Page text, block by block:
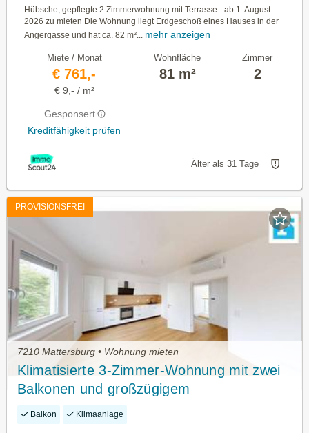
Hübsche, gepflegte 2 Zimmerwohnung mit Terrasse - ab 1. August
2026 zu mieten Die Wohnung liegt Erdgeschoß eines Hauses in der
Angergasse und hat ca. 82 m²...
mehr anzeigen
Miete / Monat
€ 761,-
€ 9,- / m²
Gesponsert
Kreditfähigkeit prüfen
Wohnfläche
81 m²
Zimmer
2
Älter als 31 Tage
PROVISIONSFREI
7210 Mattersburg • Wohnung mieten
Klimatisierte 3-Zimmer-Wohnung mit zwei
Balkonen und großzügigem
Wohn-/Essbereich in Mattersburg
Balkon Klimaanlage